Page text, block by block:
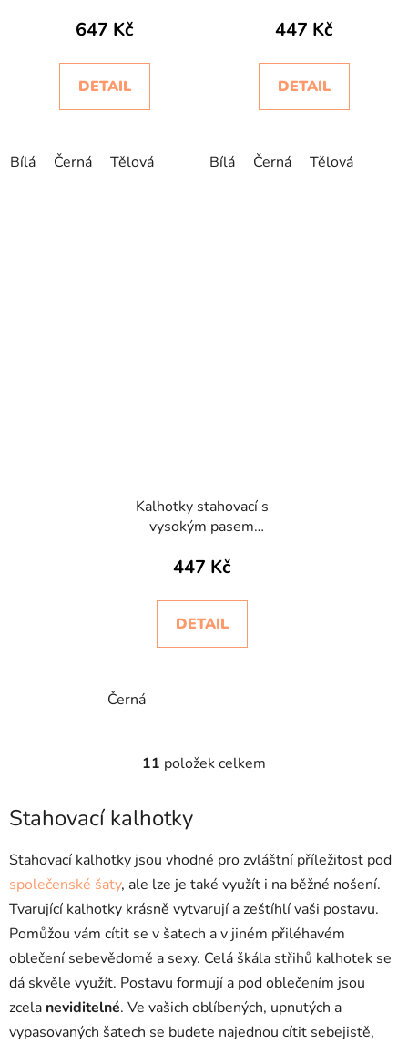
Oro
647 Kč
DETAIL
Bílá Černá Tělová
Eco
447 Kč
DETAIL
Bílá Černá Tělová
Kalhotky stahovací s
vysokým pasem
Eco
447 Kč
DETAIL
Černá
O
d
a
c
í
p
r
k
y
v
11 položek celkem
Stahovací kalhotky
Stahovací kalhotky jsou vhodné pro zvláštní příležitost pod
společenské šaty, ale lze je také využít i na běžné nošení.
Tvarující kalhotky krásně vytvarují a zeštíhlí vaši postavu.
Pomůžou vám cítit se v šatech a v jiném přiléhavém
oblečení sebevědomě a sexy. Celá škála střihů kalhotek se
dá skvěle využít. Postavu formují a pod oblečením jsou
zcela neviditelné. Ve vašich oblíbených, upnutých a
vypasovaných šatech se budete najednou cítit sebejistě,